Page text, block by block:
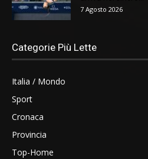
7 Agosto 2026
Categorie Più Lette
Italia / Mondo
Sport
Cronaca
Provincia
Top-Home